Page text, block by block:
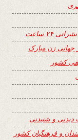
۲۴ ساعت
جهانی زن مبارک
کشور
دیدنی و شنیدنی
و فرهنگیان کشور